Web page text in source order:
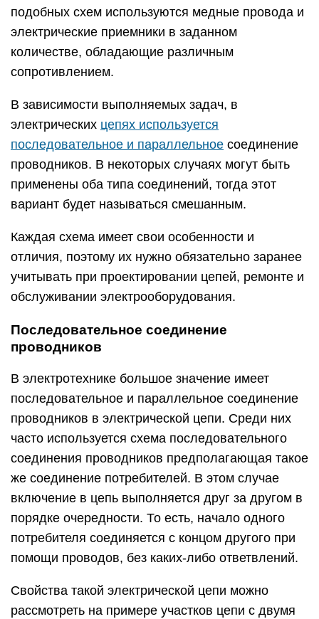
подобных схем используются медные провода и
электрические приемники в заданном
количестве, обладающие различным
сопротивлением.
В зависимости выполняемых задач, в
электрических цепях используется
последовательное и параллельное соединение
проводников. В некоторых случаях могут быть
применены оба типа соединений, тогда этот
вариант будет называться смешанным.
Каждая схема имеет свои особенности и
отличия, поэтому их нужно обязательно заранее
учитывать при проектировании цепей, ремонте и
обслуживании электрооборудования.
Последовательное соединение
проводников
В электротехнике большое значение имеет
последовательное и параллельное соединение
проводников в электрической цепи. Среди них
часто используется схема последовательного
соединения проводников предполагающая такое
же соединение потребителей. В этом случае
включение в цепь выполняется друг за другом в
порядке очередности. То есть, начало одного
потребителя соединяется с концом другого при
помощи проводов, без каких-либо ответвлений.
Свойства такой электрической цепи можно
рассмотреть на примере участков цепи с двумя